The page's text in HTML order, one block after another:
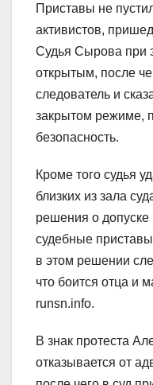
Приставы не
активистов,
Судья Сырова при
открытым, после
следователь и
закрытом режиме,
безопасность.
Кроме того судья
близких из зала
решения о
судебные
в этом решении
что боится отца и
runsn.info.
В знак протеста
отказывается от